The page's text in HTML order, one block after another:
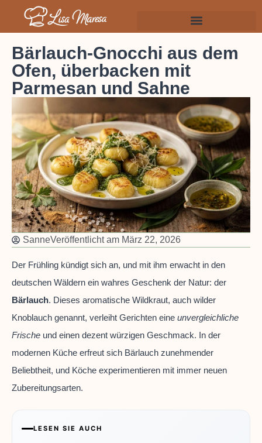
Bärlauch-Gnocchi aus dem
Ofen, überbacken mit
Parmesan und Sahne
SanneVeröffentlicht am März 22, 2026
Der Frühling kündigt sich an, und mit ihm erwacht in den
deutschen Wäldern ein wahres Geschenk der Natur: der
Bärlauch. Dieses aromatische Wildkraut, auch wilder
Knoblauch genannt, verleiht Gerichten eine unvergleichliche
Frische und einen dezent würzigen Geschmack. In der
modernen Küche erfreut sich Bärlauch zunehmender
Beliebtheit, und Köche experimentieren mit immer neuen
Zubereitungsarten.
LESEN SIE AUCH